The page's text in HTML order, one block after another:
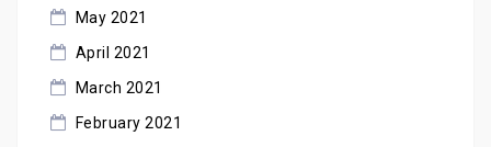
May 2021
April 2021
March 2021
February 2021